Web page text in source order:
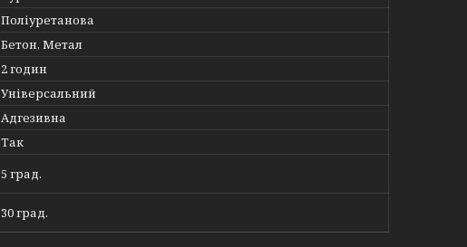
Поліуретанова
Бетон, Метал
2 годин
Універсальний
Адгезивна
Так
5 град.
30 град.